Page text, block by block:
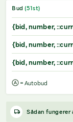
Bud (51st)
{bid, number,
{bid, number,
{bid, number,
= Autobud
Sådan fungerer